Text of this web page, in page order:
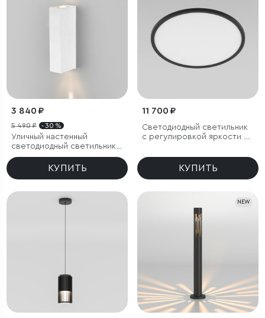
3 840 ₽
5 490 ₽ - 30 %
Уличный настенный
светодиодный светильник
Blaze LED IP65
КУПИТЬ
11 700 ₽
Светодиодный светильник
с регулировкой яркости и
(3000/4000/6000К) IP54
КУПИТЬ
NEW